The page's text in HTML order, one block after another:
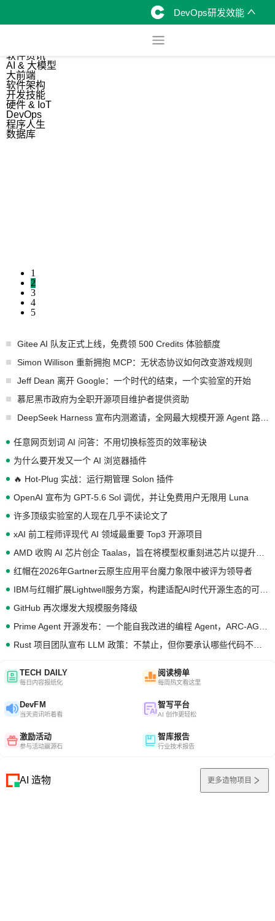
DevOps研发效能
软件资讯
AI & 大模型
大前端
软件架构
开发技能
硬件 & IoT
DevOps
程序人生
数据库
1
2
3
4
5
Gitee AI 队友正式上线，免费领 500 Credits 体验额度
Simon Willison 重新拥抱 MCP：无状态协议如何改变游戏规则
Jeff Dean 离开 Google：一个时代的结束，一个实验室的开始
慕尼黑市政府为全职开源项目维护者提供资助
任意网页划词 AI 问答：不用切换标签页的效率秘诀
为什么要开发又一个 AI 浏览器插件
🔥 Hot-Plug 实战：运行期管理 Solon 插件
OpenAI 宣布为 GPT-5.6 Sol 调优，并让免费用户无限用 Luna
许多顶级实验室的人现在几乎不读论文了
xAI 前工程师评现代 AI 领域最重要 Top3 开源项目
红帽在2026年Gartner云原生应用平台魔力象限中被评为领导者
GitHub 再次爆发大规模服务降级
TECH DAILY
每日内容报纸化
阅读榜单
每周热文看这里
DevFM
当天资讯听着看
智写平台
AI 创作更轻松
激励活动
参与活动赢源石
智库报告
行业技术报告
AI 造物 更多造物项目